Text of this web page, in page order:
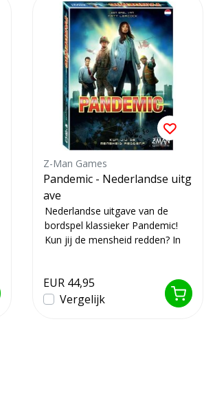
Z-Man Games
Pandemic - Nederlandse uitg
ave
Nederlandse uitgave van de
bordspel klassieker Pandemic!
Kun jij de mensheid redden? In
EUR 44,95
Vergelijk